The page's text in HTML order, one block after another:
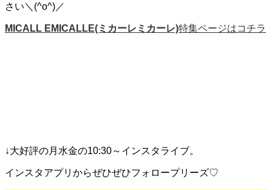
さい＼(^o^)／
MICALL EMICALLE(ミカーレミカーレ)特集ページはコチラ
↓大好評の月水金の10:30～インスタライブ。
インスタアプリからぜひぜひフォロープリーズ♡